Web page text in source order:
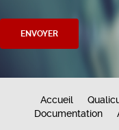
Accueil
Documentation